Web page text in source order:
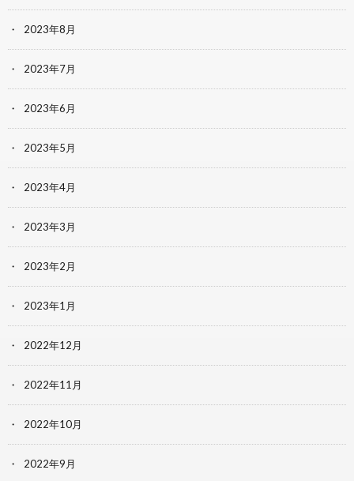
2023年8月
2023年7月
2023年6月
2023年5月
2023年4月
2023年3月
2023年2月
2023年1月
2022年12月
2022年11月
2022年10月
2022年9月